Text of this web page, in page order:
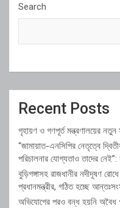
Search
Recent Posts
গৃহায়ণ ও গণপূর্ত মন্ত্রণালয়ের
“জামায়াত-এনসিপির নেতৃত্বে
পরিচালনার যোগ্যতাও তাদের নেই”:
বুড়িগঙ্গাসহ রাজধানীর নদীদূষণ
প্রধানমন্ত্রীর, গঠিত হচ্ছে
অভিযোগের পরও বন্ধ হয়নি অবৈধ